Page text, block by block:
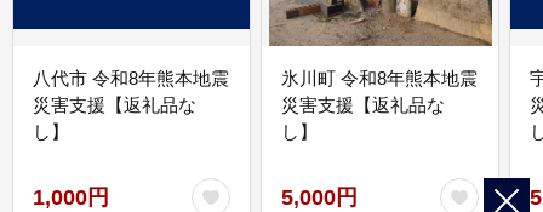
八代市 令和8年熊本地震
災害支援【返礼品な
し】
1,000円
氷川町 令和8年熊本地震
災害支援【返礼品な
し】
5,000円